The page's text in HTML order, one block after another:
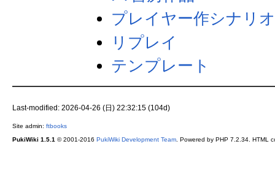
プレイヤー作シナリ
リプレイ
テンプレート
Last-modified: 2026-04-26 (日) 22:32:15 (104d)
Site admin: ftbooks
PukiWiki 1.5.1 © 2001-2016 PukiWiki Development Team. Powered by PHP 7.2.34. HTML